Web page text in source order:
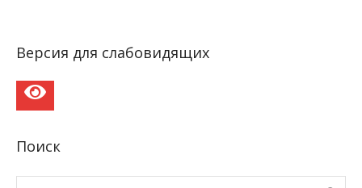
Версия для слабовидящих
Поиск